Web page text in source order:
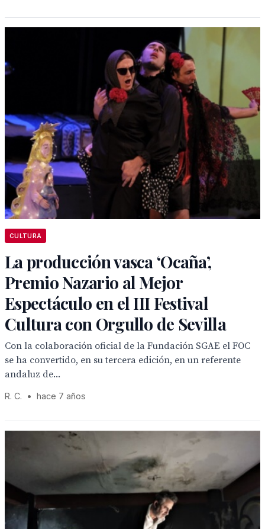
CULTURA
La producción vasca ‘Ocaña’,
Premio Nazario al Mejor
Espectáculo en el III Festival
Cultura con Orgullo de Sevilla
Con la colaboración oficial de la Fundación SGAE el FOC
se ha convertido, en su tercera edición, en un referente
andaluz de...
R. C. • hace 7 años